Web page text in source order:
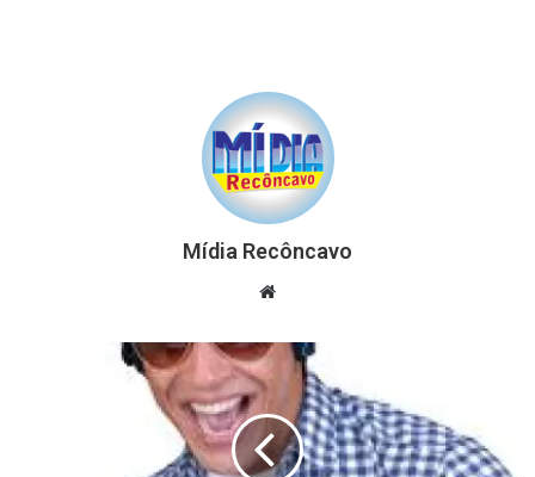
Mídia Recôncavo
Website